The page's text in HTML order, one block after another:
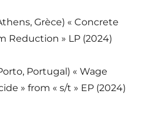
Grèce) « Concrete
Reduction » LP (2024)
Portugal) « Wage
» from « s/t » EP (2024)